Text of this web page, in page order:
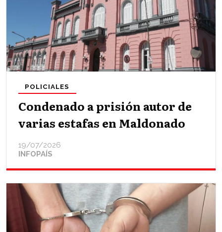
Condenado a prisión autor de
varias estafas en Maldonado
INFOPAÍS
POLICIALES
19/07/2026